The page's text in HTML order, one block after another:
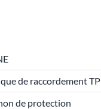
de raccordement TP
de protection